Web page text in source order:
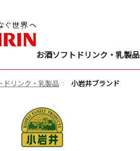
お酒ソフトドリンク・乳製品
ドリンク・乳製品 小岩井ブランド